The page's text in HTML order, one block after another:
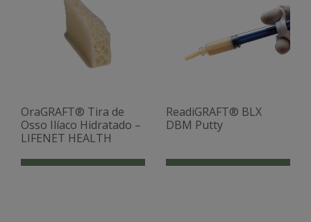
OraGRAFT® Tira de
Osso Ilíaco Hidratado –
LIFENET HEALTH
ReadiGRAFT® BLX
DBM Putty